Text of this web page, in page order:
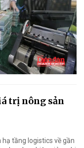
trị nông sản
hạ tầng logistics về gần